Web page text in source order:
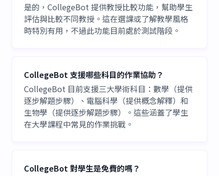
是的，CollegeBot 提供教授比較功能，幫助學生
評估與比較不同教授。這在選課或了解教學風格
時特別有用，不過此功能目前處於測試階段。
CollegeBot 支援哪些科目的作業協助？
CollegeBot 目前支援三大學術科目：數學（提供
逐步解題步驟）、電腦科學（提供概念解釋）和
生物學（提供逐步解題步驟）。這些涵蓋了學生
在大學課程中常見的作業挑戰。
CollegeBot 對學生是免費的嗎？